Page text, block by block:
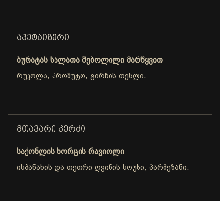
ᲐᲞᲔᲢᲐᲘᲖᲔᲠᲘ
ბურატას სალათა შებოლილი მარწყვით
რუკოლა, პროშუტო, გირჩის თესლი.
ᲛᲗᲐᲕᲐᲠᲘ ᲙᲔᲠᲫᲘ
საქონლის ხორცის რავიოლი
ისპანახის და თეთრი ღვინის სოუსი, პარმეზანი.